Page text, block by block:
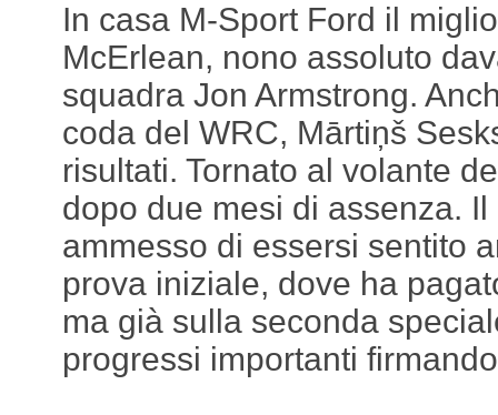
In casa M-Sport Ford il
McErlean, nono assoluto
squadra Jon Armstrong.
coda del WRC, Mārtiņš
risultati. Tornato al volante
dopo due mesi di assenza.
ammesso di essersi sentito
prova iniziale, dove ha
ma già sulla seconda
progressi importanti